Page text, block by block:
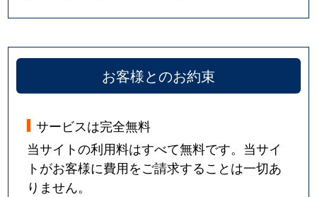
お客様とのお約束
サービスは完全無料
当サイトの利用料はすべて無料です。当サイ
トがお客様に費用をご請求することは一切あ
りません。